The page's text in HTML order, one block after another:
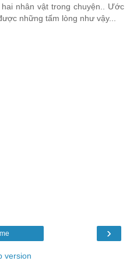
nhân vật trong chuyện.. Ước
những tấm lòng như vậy...
›
version